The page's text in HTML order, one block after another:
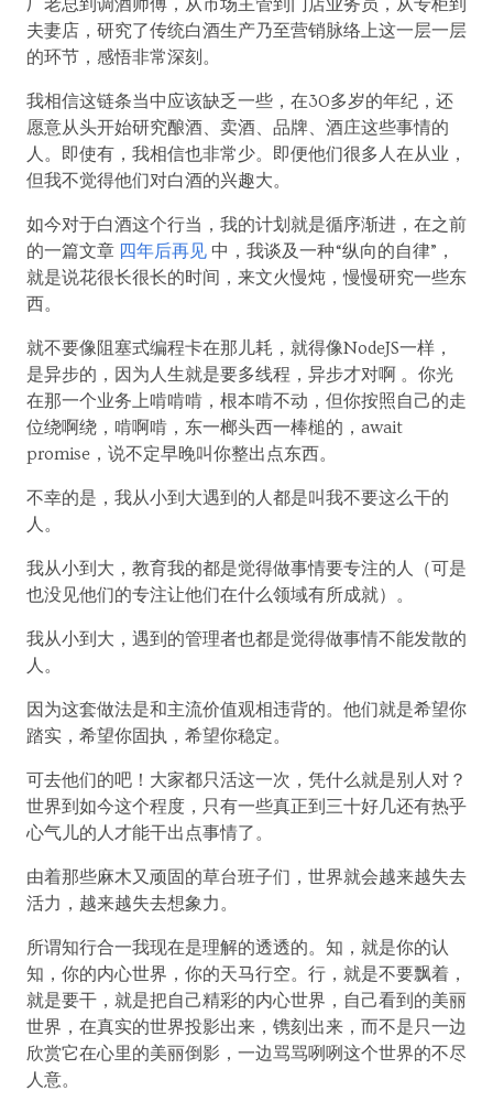
厂老总到调酒师傅，从市场主管到门店业务员，从专柜到
夫妻店，研究了传统白酒生产乃至营销脉络上这一层一层
的环节，感悟非常深刻。
我相信这链条当中应该缺乏一些，在30多岁的年纪，还
愿意从头开始研究酿酒、卖酒、品牌、酒庄这些事情的
人。即使有，我相信也非常少。即便他们很多人在从业，
但我不觉得他们对白酒的兴趣大。
如今对于白酒这个行当，我的计划就是循序渐进，在之前
的一篇文章 四年后再见 中，我谈及一种“纵向的自律”，
就是说花很长很长的时间，来文火慢炖，慢慢研究一些东
西。
就不要像阻塞式编程卡在那儿耗，就得像NodeJS一样，
是异步的，因为人生就是要多线程，异步才对啊 。你光
在那一个业务上啃啃啃，根本啃不动，但你按照自己的走
位绕啊绕，啃啊啃，东一榔头西一棒槌的，await
promise，说不定早晚叫你整出点东西。
不幸的是，我从小到大遇到的人都是叫我不要这么干的
人。
我从小到大，教育我的都是觉得做事情要专注的人（可是
也没见他们的专注让他们在什么领域有所成就）。
我从小到大，遇到的管理者也都是觉得做事情不能发散的
人。
因为这套做法是和主流价值观相违背的。他们就是希望你
踏实，希望你固执，希望你稳定。
可去他们的吧！大家都只活这一次，凭什么就是别人对？
世界到如今这个程度，只有一些真正到三十好几还有热乎
心气儿的人才能干出点事情了。
由着那些麻木又顽固的草台班子们，世界就会越来越失去
活力，越来越失去想象力。
所谓知行合一我现在是理解的透透的。知，就是你的认
知，你的内心世界，你的天马行空。行，就是不要飘着，
就是要干，就是把自己精彩的内心世界，自己看到的美丽
世界，在真实的世界投影出来，镌刻出来，而不是只一边
欣赏它在心里的美丽倒影，一边骂骂咧咧这个世界的不尽
人意。